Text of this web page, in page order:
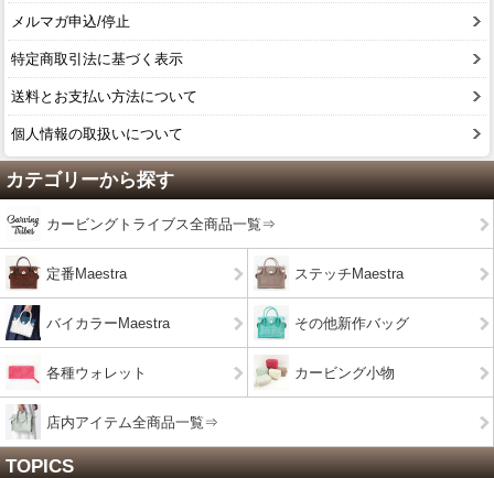
メルマガ申込/停止
特定商取引法に基づく表示
送料とお支払い方法について
個人情報の取扱いについて
カテゴリーから探す
カービングトライブス全商品一覧⇒
定番Maestra ステッチMaestra
バイカラーMaestra その他新作バッグ
各種ウォレット カービング小物
店内アイテム全商品一覧⇒
TOPICS